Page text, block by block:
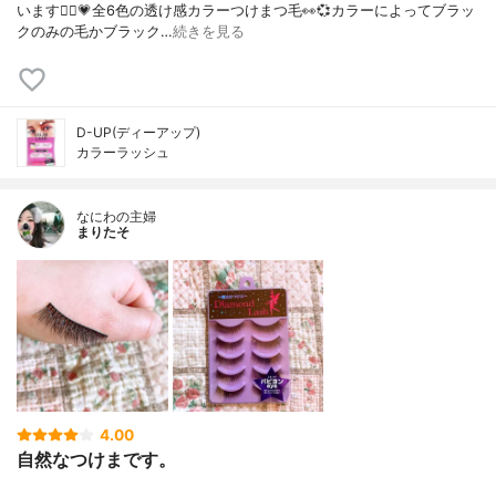
います🙇‍♀️💗全6色の透け感カラーつけまつ毛👀💞カラーによってブラッ
クのみの毛かブラック…続きを見る
D-UP(ディーアップ)
カラーラッシュ
なにわの主婦
まりたそ
4.00
自然なつけまです。